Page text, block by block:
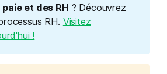
paie et des RH ? Découvrez
RH. Visitez
!